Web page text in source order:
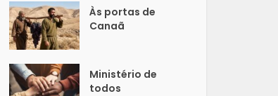
Às portas de
Canaã
Ministério de
todos